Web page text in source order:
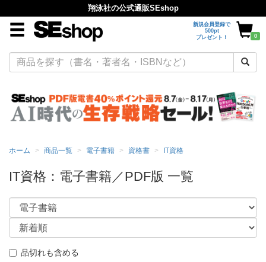
翔泳社の公式通販SEshop
新規会員登録で
500pt
プレゼント！
0
ホーム 商品一覧 電子書籍 資格書 IT資格
IT資格：電子書籍／PDF版 一覧
品切れも含める